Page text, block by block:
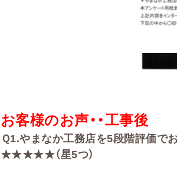
お客様のお声・・工事後
Ｑ1.やまなか工務店を5段階評価で
★★★★★（星5つ）